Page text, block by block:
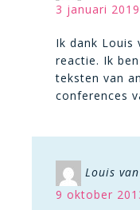
3 januari
Ik dank Louis
reactie. Ik
teksten van
conferences
Louis
9 oktober